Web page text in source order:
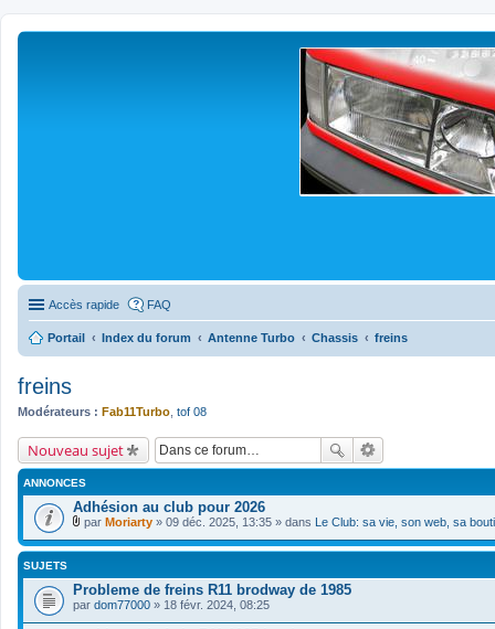
Accès rapide FAQ
Portail Index du forum Antenne Turbo Chassis freins
freins
Modérateurs : Fab11Turbo tof 08
Nouveau sujet
ANNONCES
Adhésion au club pour 2026
F
i
i
e
r
(
par Moriarty » 09 déc. 2025, 13:35 » dans Le Club: sa vie, son web, sa
SUJETS
Probleme de freins R11 brodway de 1985
par dom77000 » 18 févr. 2024, 08:25